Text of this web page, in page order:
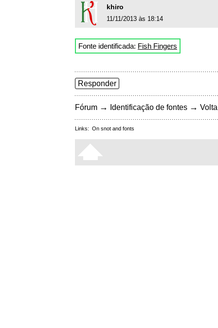
khiro
11/11/2013 às 18:14
Fonte identificada: Fish Fingers
Responder
Fórum → Identificação de fontes →
Links: On snot and fonts